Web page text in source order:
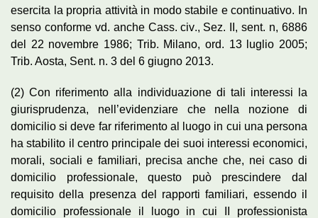
esercita la propria attività in modo stabile e continuativo. In
senso conforme vd. anche Cass. civ., Sez. II, sent. n, 6886
del 22 novembre 1986; Trib. Milano, ord. 13 luglio 2005;
Trib. Aosta, Sent. n. 3 del 6 giugno 2013.
(2) Con riferimento alla individuazione di tali interessi la
giurisprudenza, nell’evidenziare che nella nozione di
domicilio si deve far riferimento al luogo in cui una persona
ha stabilito il centro principale dei suoi interessi economici,
morali, sociali e familiari, precisa anche che, nei caso di
domicilio professionale, questo può prescindere dal
requisito della presenza del rapporti familiari, essendo il
domicilio professionale il luogo in cui II professionista